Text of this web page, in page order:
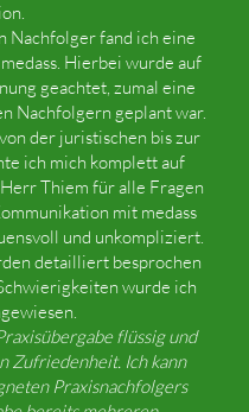
Nachfolger fand ich eine
Hierbei wurde auf
geachtet, zumal eine
Nachfolgern geplant war.
der juristischen bis zur
ich mich komplett auf
Thiem für alle Fragen
mit medass
und unkompliziert.
detailliert besprochen
wurde ich
flüssig und
Zufriedenheit. Ich kann
Praxisnachfolgers